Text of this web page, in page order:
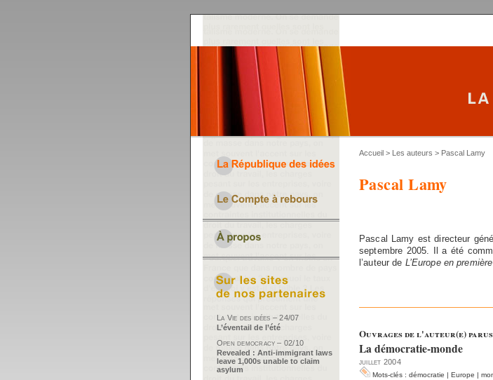
Accueil > Les auteurs > Pascal Lamy
Pascal Lamy
Pascal Lamy est directeur
septembre 2005. Il a été
l’auteur de L’Europe en
Ouvrages de l'auteur(e)
La démocratie-monde
juillet 2004
Mots-clés : démocratie | Europe |
La Vie des idées – 24/07
L’éventail de l’été
Open democracy – 02/10
Revealed : Anti-immigrant laws
leave 1,000s unable to claim
asylum